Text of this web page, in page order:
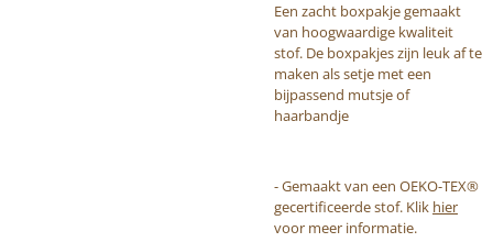
Een zacht boxpakje gemaakt
van hoogwaardige kwaliteit
stof. De boxpakjes zijn leuk af te
maken als setje met een
bijpassend mutsje of
haarbandje
- Gemaakt van een OEKO-TEX®
gecertificeerde stof. Klik hier
voor meer informatie.